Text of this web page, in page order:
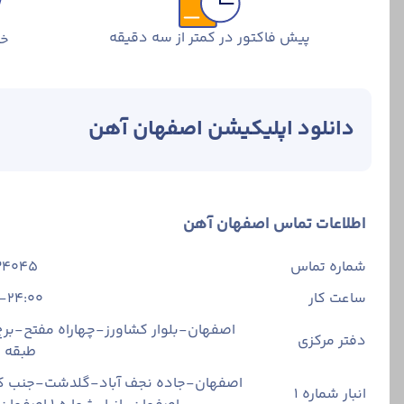
است؛ به همین
کاربردی
صنایع مختلف
قیمت توری
بالاتر باشد،
اقتصادی
توری بیشتر
برای اطلاع
می‌توانید برای
پیش فاکتور در کمتر از سه دقیقه
دانلود اپلیکیشن اصفهان آهن
اطلاعات تماس اصفهان آهن
شماره تماس
ساعت کار
24:00
دفتر مرکزی
اصفهان-بلوار کشاورز-چهاراه مفتح-
انبار شماره 1
اصفهان-جاده نجف آباد-گلدشت-جنب